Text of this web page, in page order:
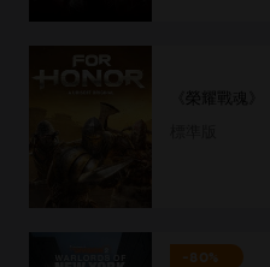
《榮耀戰魂》
-80%